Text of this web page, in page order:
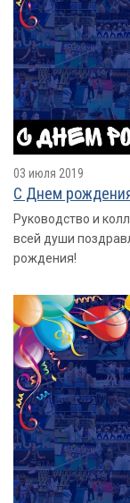
03 июля 2019
С Днем
Руководство и
всей души
рождения!